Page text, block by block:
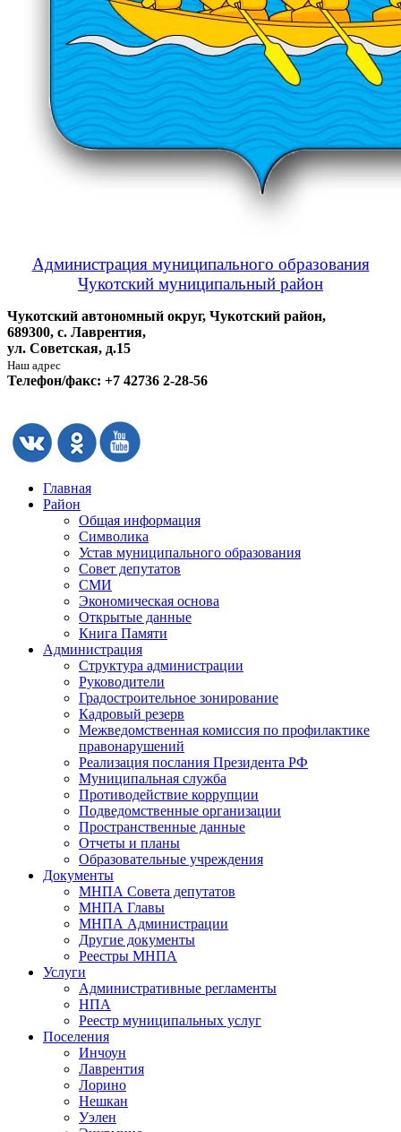
Администрация муниципального образования
Чукотский муниципальный район
Чукотский автономный округ, Чукотский район,
689300, с. Лаврентия,
ул. Советская, д.15
Наш адрес
Телефон/факс: +7 42736 2-28-56
Главная
Район
Общая информация
Символика
Устав муниципального образования
Совет депутатов
СМИ
Экономическая основа
Открытые данные
Книга Памяти
Администрация
Структура администрации
Руководители
Градостроительное зонирование
Кадровый резерв
Межведомственная комиссия по профилактике
правонарушений
Реализация послания Президента РФ
Муниципальная служба
Противодействие коррупции
Подведомственные организации
Пространственные данные
Отчеты и планы
Образовательные учреждения
Документы
МНПА Совета депутатов
МНПА Главы
МНПА Администрации
Другие документы
Реестры МНПА
Услуги
Административные регламенты
НПА
Реестр муниципальных услуг
Поселения
Инчоун
Лаврентия
Лорино
Нешкан
Уэлен